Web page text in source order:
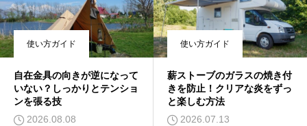
使い方ガイド
自在金具の向きが逆になって
いない？しっかりとテンショ
ンを張る技
2026.08.08
使い方ガイド
薪ストーブのガラスの焼き付
きを防止！クリアな炎をずっ
と楽しむ方法
2026.07.13